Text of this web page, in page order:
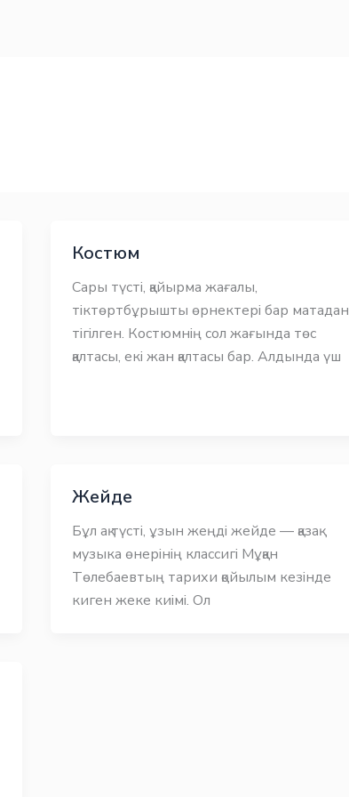
Костюм
Сары түсті, қайырма жағалы,
тіктөртбұрышты өрнектері бар матадан
тігілген. Костюмнің сол жағында төс
қалтасы, екі жан қалтасы бар. Алдында үш
Жейде
Бұл ақ түсті, ұзын жеңді жейде — қазақ
музыка өнерінің классигі Мұқан
Төлебаевтың тарихи қойылым кезінде
киген жеке киімі. Ол